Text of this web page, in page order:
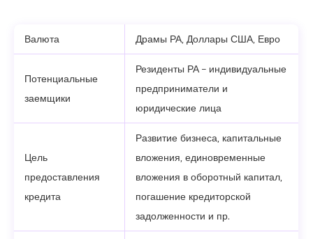
Валюта Драмы РА, Доллары США, Евро
Потенциальные
заемщики
Резиденты РА – индивидуальные
предприниматели и
юридические лица
Цель
предоставления
кредита
Развитие бизнеса, капитальные
вложения, единовременные
вложения в оборотный капитал,
погашение кредиторской
задолженности и пр.